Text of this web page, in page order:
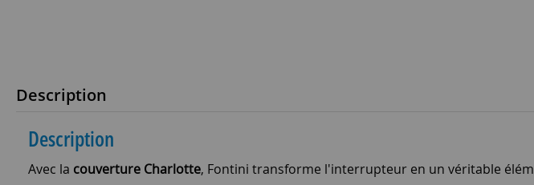
Description
Description
Avec la couverture Charlotte, Fontini transforme l'interrupteur en un véritable